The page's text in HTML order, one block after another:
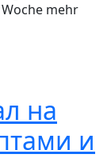
mehr
на
и